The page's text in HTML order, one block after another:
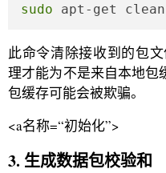
sudo apt-get clean
此命令清除接收到的包
理才能为不是来自本地包
包缓存可能会被欺骗。
<a名称=“初始化”>
3. 生成数据包校验和